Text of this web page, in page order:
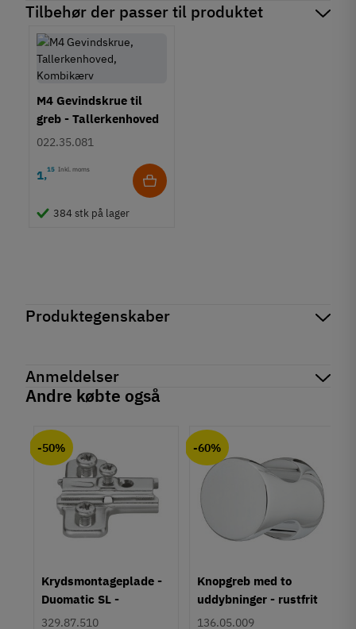
Tilbehør der passer til produktet
M4 Gevindskrue til
greb - Tallerkenhoved
- Krydskærv
022.35.081
1,15 Inkl. moms
384 stk på lager
Produktegenskaber
Produktinformation
Aluminium
Overflade
Eloxeret
Sølvfarvet
Montering
Skålegreb
Stil
Moderne
Anmeldelser
Andre købte også
-50%
Krydsmontageplade -
Duomatic SL -
Euroskruer
329.87.510
-60%
Knopgreb med to
uddybninger - rustfrit
stål
136.05.009